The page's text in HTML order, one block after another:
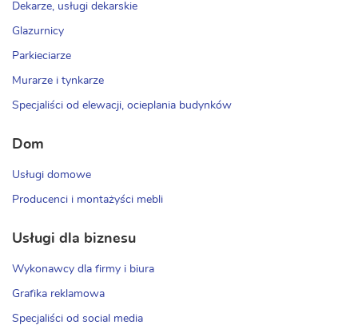
Dekarze, usługi dekarskie
Glazurnicy
Parkieciarze
Murarze i tynkarze
Specjaliści od elewacji, ocieplania budynków
Dom
Usługi domowe
Producenci i montażyści mebli
Usługi dla biznesu
Wykonawcy dla firmy i biura
Grafika reklamowa
Specjaliści od social media